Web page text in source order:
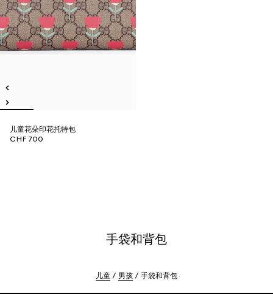
儿童花朵印花托特包
CHF 700
手袋和背包
儿童 男孩 手袋和背包